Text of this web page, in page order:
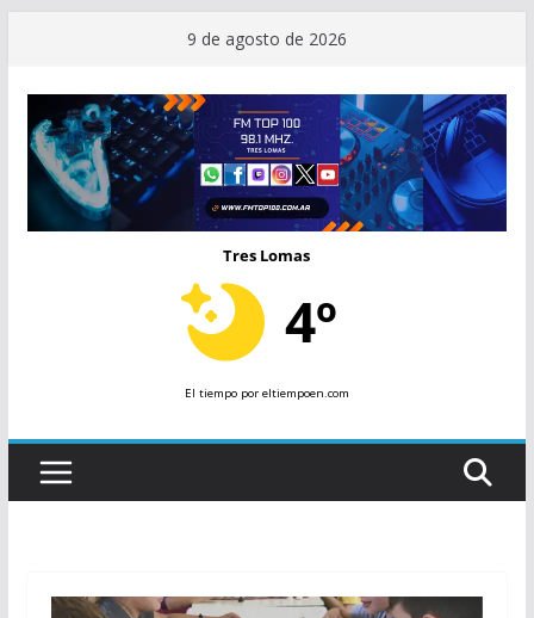
contenido
9 de agosto de 2026
Tres Lomas
4º
El tiempopor eltiempoen.com